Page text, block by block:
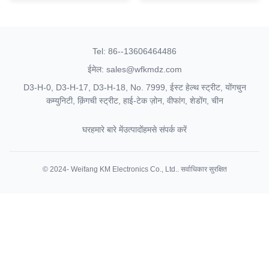
Tel: 86--13606464486
ईमेल: sales@wfkmdz.com
D3-H-0, D3-H-17, D3-H-18, No. 7999, ईस्ट हेल्थ स्ट्रीट, योंगचुन
कम्युनिटी, क़िंगची स्ट्रीट, हाई-टेक ज़ोन, वीफांग, शेडोंग, चीन
घरहमारे बारे मेंउत्पादोंहमसे संपर्क करें
© 2024- Weifang KM Electronics Co., Ltd.. सर्वाधिकार सुरक्षित